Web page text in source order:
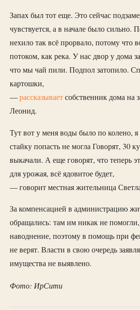
Запах был тот еще. Это сейчас
чувствуется, а в начале было сильно.
нехило так всё прорвало, потому что
потоком, как река. У нас двор у дома
что мы чай пили. Подпол затопило.
картошки,
—рассказываетсобственник дома на
Леонид.
Тут вот у меня воды было по колено, я
стайку попасть не могла Говорят, 30
выкачали. А еще говорят, что теперь
для урожая, всё ядовитое будет,
— говорит местная жительница
За компенсацией в администрацию
обращались: там им никак не
наводнение, поэтому в помощь при
не верят. Власти в свою очередь
имущества не выявлено.
Фото: ИрСити